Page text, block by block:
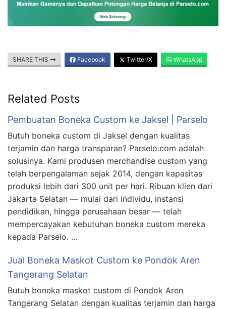
SHARE THIS Facebook Twitter/X WhatsApp
Related Posts
Pembuatan Boneka Custom ke Jaksel | Parselo
Butuh boneka custom di Jaksel dengan kualitas
terjamin dan harga transparan? Parselo.com adalah
solusinya. Kami produsen merchandise custom yang
telah berpengalaman sejak 2014, dengan kapasitas
produksi lebih dari 300 unit per hari. Ribuan klien dari
Jakarta Selatan — mulai dari individu, instansi
pendidikan, hingga perusahaan besar — telah
mempercayakan kebutuhan boneka custom mereka
kepada Parselo. …
Jual Boneka Maskot Custom ke Pondok Aren
Tangerang Selatan
Butuh boneka maskot custom di Pondok Aren
Tangerang Selatan dengan kualitas terjamin dan harga